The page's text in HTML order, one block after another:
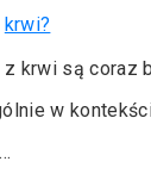
krwi?
z krwi są coraz
w